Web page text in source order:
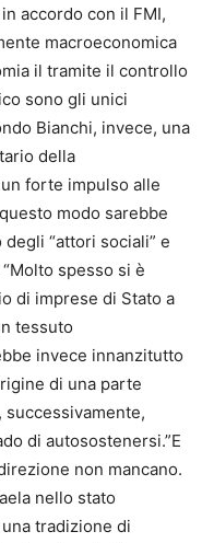
accordo con il FMI,
macroeconomica
il tramite il controllo
sono gli unici
Bianchi, invece, una
della
forte impulso alle
modo sarebbe
“attori sociali” e
spesso si è
di imprese di Stato a
tessuto
invece innanzitutto
di una parte
di autosostenersi.”E
non mancano.
nello stato
tradizione di